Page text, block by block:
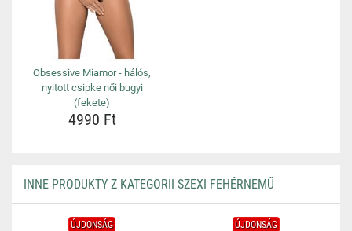
Obsessive Miamor - hálós,
nyitott csipke női bugyi
(fekete)
4990 Ft
INNE PRODUKTY Z KATEGORII SZEXI FEHÉRNEMŰ
ÚJDONSÁG ÚJDONSÁG